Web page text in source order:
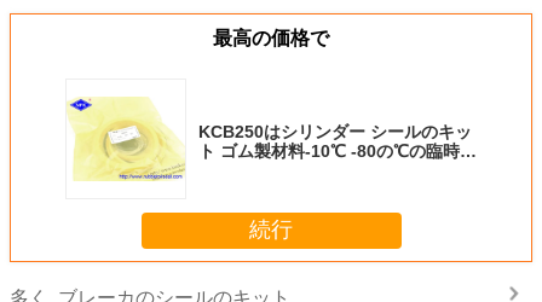
最高の価格で
KCB250はシリンダー シールのキッ
ト ゴム製材料-10℃ -80の℃の臨時雇
続行
多く ブレーカのシールのキット